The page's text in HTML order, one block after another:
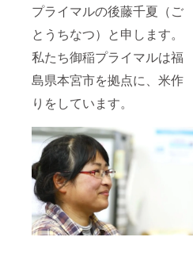
プライマルの後藤千夏（ご
とうちなつ）と申します。
私たち御稲プライマルは福
島県本宮市を拠点に、米作
りをしています。